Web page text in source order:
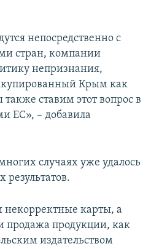
непосредственно с
стран, компании
непризнания,
Крым как
ставим этот вопрос в
ЕС», – добавила
случаях уже удалось
результатов.
карты, а
продажа продукции, как
издательством